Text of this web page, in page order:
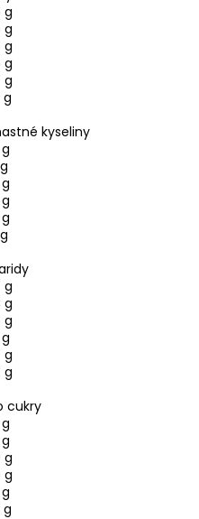
g
g
g
g
g
g
kyseliny
g
g
g
g
g
g
g
g
g
g
cukry
g
g
g
g
g
g